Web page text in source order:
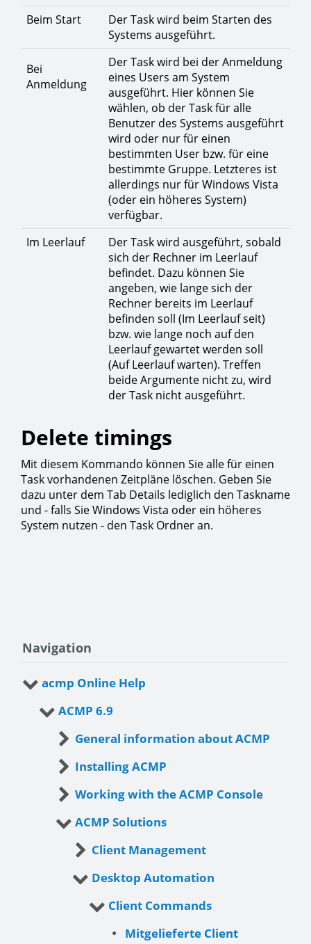
Beim Start
Der Task wird beim Starten des
Systems ausgeführt.
Bei
Anmeldung
Der Task wird bei der Anmeldung
eines Users am System
ausgeführt. Hier können Sie
wählen, ob der Task für alle
Benutzer des Systems ausgeführt
wird oder nur für einen
bestimmten User bzw. für eine
bestimmte Gruppe. Letzteres ist
allerdings nur für Windows Vista
(oder ein höheres System)
verfügbar.
Im Leerlauf
Der Task wird ausgeführt, sobald
sich der Rechner im Leerlauf
befindet. Dazu können Sie
angeben, wie lange sich der
Rechner bereits im Leerlauf
befinden soll (Im Leerlauf seit)
bzw. wie lange noch auf den
Leerlauf gewartet werden soll
(Auf Leerlauf warten). Treffen
beide Argumente nicht zu, wird
der Task nicht ausgeführt.
Delete timings
Mit diesem Kommando können Sie alle für einen
Task vorhandenen Zeitpläne löschen. Geben Sie
dazu unter dem Tab Details lediglich den Taskname
und - falls Sie Windows Vista oder ein höheres
System nutzen - den Task Ordner an.
Navigation
acmp Online Help
ACMP 6.9
General information about ACMP
Installing ACMP
Working with the ACMP Console
ACMP Solutions
Client Management
Desktop Automation
Client Commands
Mitgelieferte Client